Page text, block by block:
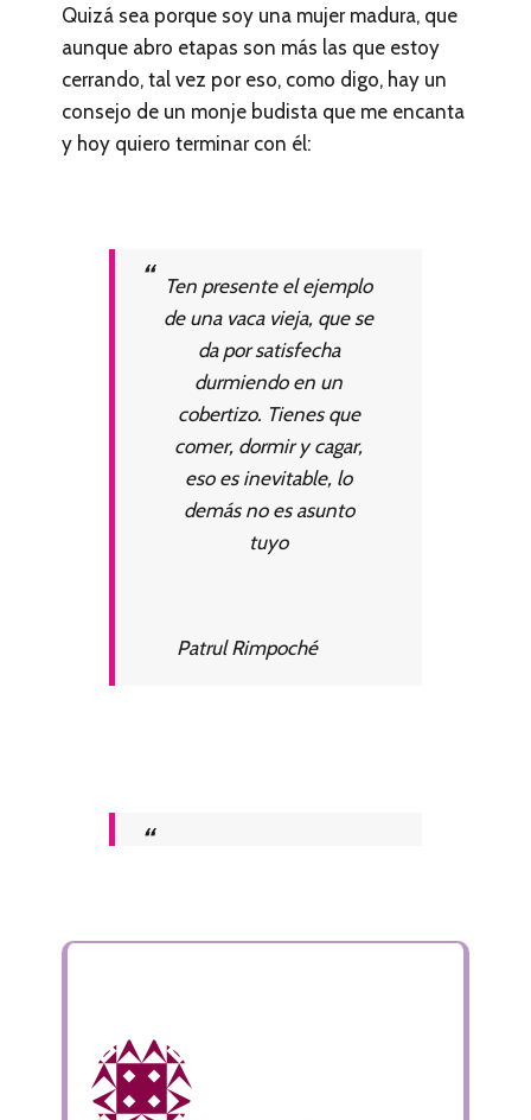
Quizá sea porque soy una mujer madura, que
aunque abro etapas son más las que estoy
cerrando, tal vez por eso, como digo, hay un
consejo de un monje budista que me encanta
y hoy quiero terminar con él:
Ten presente el ejemplo
de una vaca vieja, que se
da por satisfecha
durmiendo en un
cobertizo. Tienes que
comer, dormir y cagar,
eso es inevitable, lo
demás no es asunto
tuyo
Patrul Rimpoché